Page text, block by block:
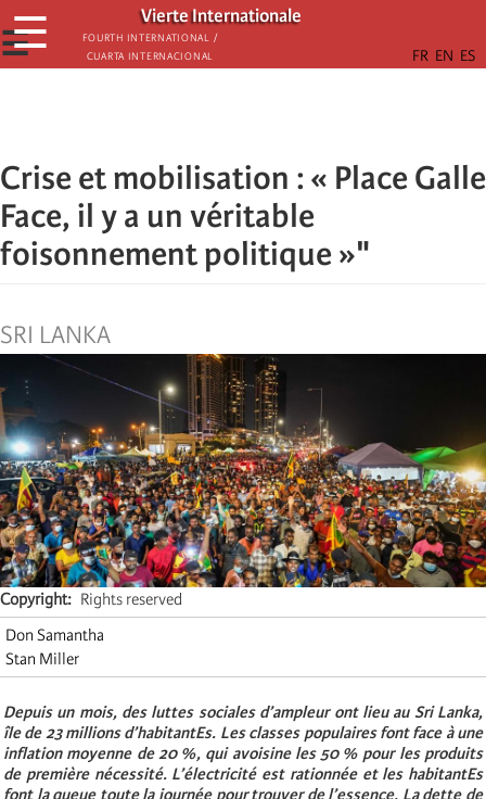
Skip
to
main
Vierte Internationale
Fourth International /
Cuarta Internacional
☰
☰
Crise et mobilisation : « Place Galle
Face, il y a un véritable
foisonnement politique »"
SRI LANKA
Copyright
Rights reserved
Don Samantha
Stan Miller
Depuis un mois, des luttes sociales d’ampleur ont lieu au Sri Lanka,
île de 23 millions d’habitantEs. Les classes populaires font face à une
inflation moyenne de 20 %, qui avoisine les 50 % pour les produits
de première nécessité. L’électricité est rationnée et les habitantEs
font la queue toute la journée pour trouver de l’essence. La dette de